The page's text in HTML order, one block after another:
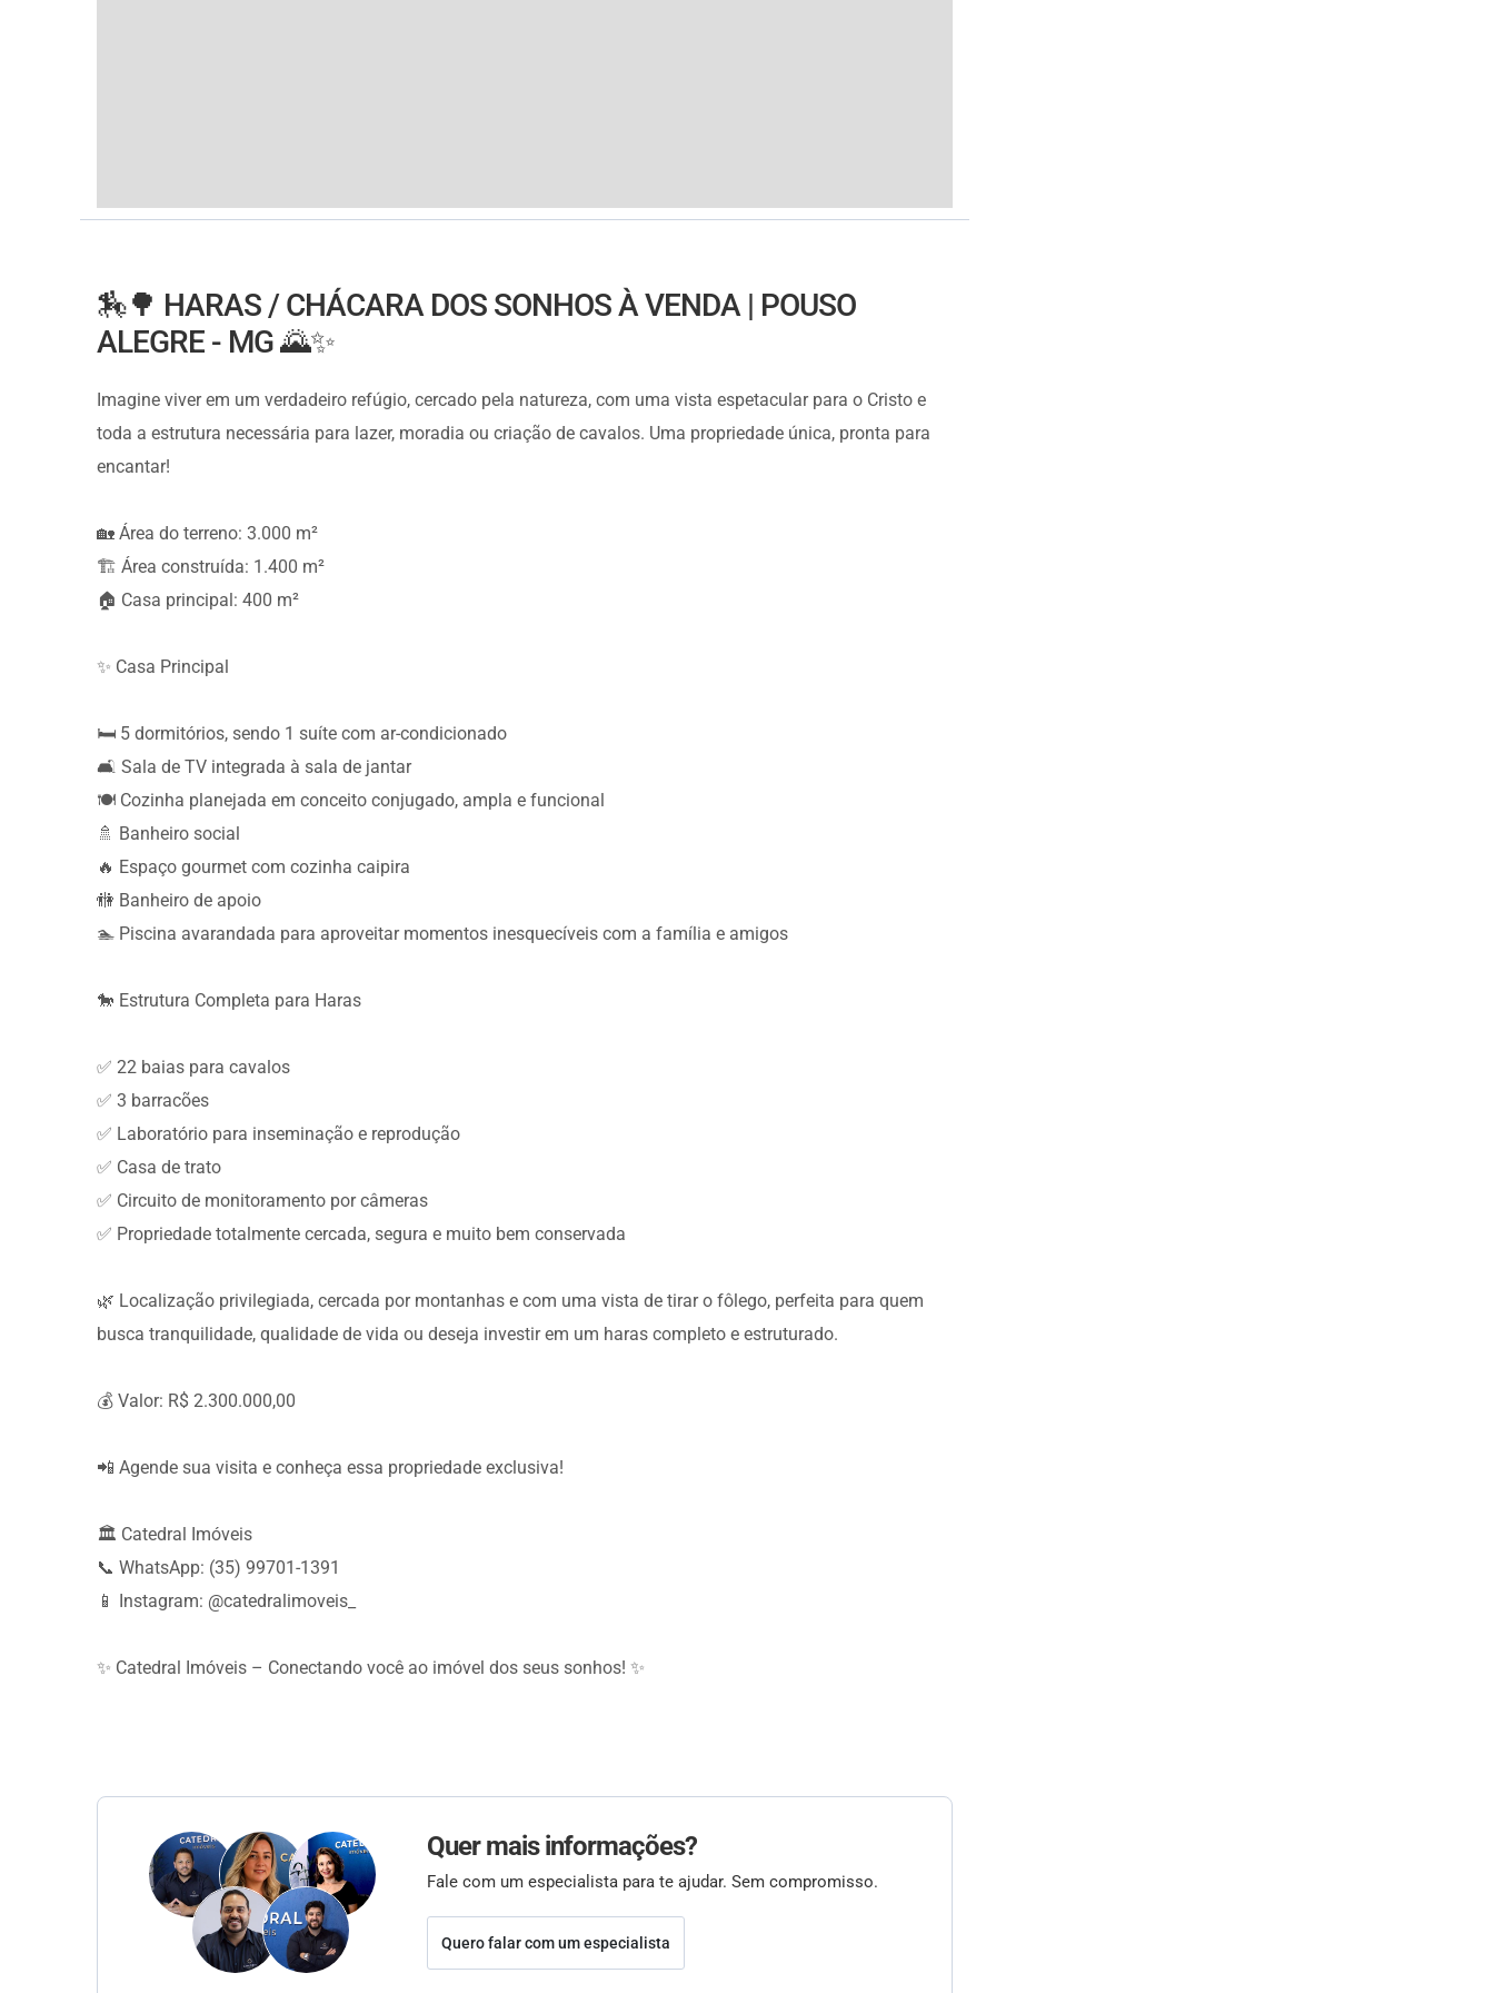
🏇🌳 HARAS / CHÁCARA DOS SONHOS À VENDA | POUSO
ALEGRE - MG 🌄✨
Imagine viver em um verdadeiro refúgio, cercado pela natureza, com uma vista espetacular para o Cristo e
toda a estrutura necessária para lazer, moradia ou criação de cavalos. Uma propriedade única, pronta para
encantar!
🏡 Área do terreno: 3.000 m²
🏗️ Área construída: 1.400 m²
🏠 Casa principal: 400 m²
✨ Casa Principal
🛏️ 5 dormitórios, sendo 1 suíte com ar-condicionado
🛋️ Sala de TV integrada à sala de jantar
🍽️ Cozinha planejada em conceito conjugado, ampla e funcional
🚿 Banheiro social
🔥 Espaço gourmet com cozinha caipira
🚻 Banheiro de apoio
🏊 Piscina avarandada para aproveitar momentos inesquecíveis com a família e amigos
🐎 Estrutura Completa para Haras
✅ 22 baias para cavalos
✅ 3 barracões
✅ Laboratório para inseminação e reprodução
✅ Casa de trato
✅ Circuito de monitoramento por câmeras
✅ Propriedade totalmente cercada, segura e muito bem conservada
🌿 Localização privilegiada, cercada por montanhas e com uma vista de tirar o fôlego, perfeita para quem
busca tranquilidade, qualidade de vida ou deseja investir em um haras completo e estruturado.
💰 Valor: R$ 2.300.000,00
📲 Agende sua visita e conheça essa propriedade exclusiva!
🏛️ Catedral Imóveis
📞 WhatsApp: (35) 99701-1391
📱 Instagram: @catedralimoveis_
✨ Catedral Imóveis – Conectando você ao imóvel dos seus sonhos! ✨
Quer mais informações?
Fale com um especialista para te ajudar. Sem compromisso.
Quero falar com um especialista